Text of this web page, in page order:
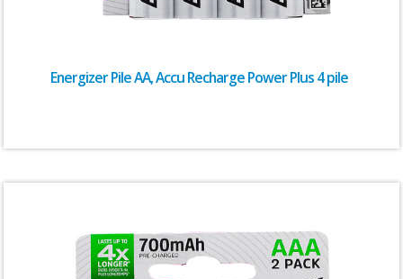
Energizer Pile AA, Accu Recharge Power Plus 4 pile